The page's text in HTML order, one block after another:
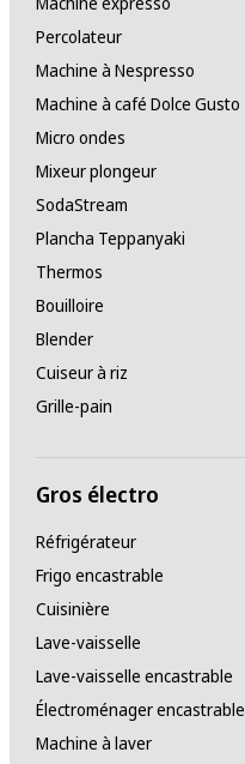
Percolateur
Machine à Nespresso
Machine à café Dolce Gusto
Micro ondes
Mixeur plongeur
SodaStream
Plancha Teppanyaki
Thermos
Bouilloire
Blender
Cuiseur à riz
Grille-pain
Gros électro
Réfrigérateur
Frigo encastrable
Cuisinière
Lave-vaisselle
Lave-vaisselle encastrable
Électroménager encastrable
Machine à laver